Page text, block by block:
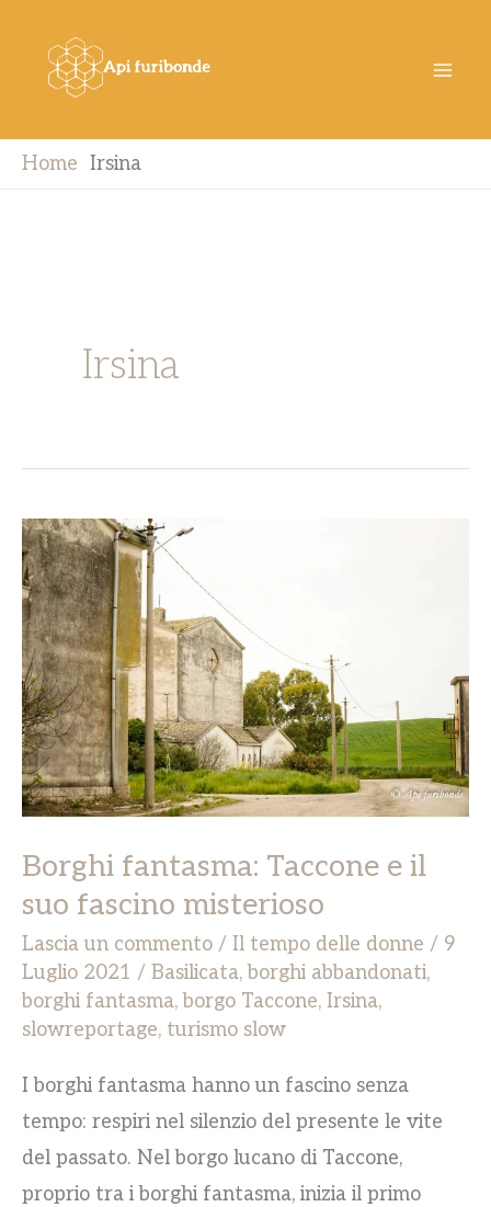
contenuto
Home Irsina
Irsina
Borghi fantasma: Taccone e il
suo fascino misterioso
Lascia un commento / Il tempo delle donne / 9
Luglio 2021 / Basilicata,borghi abbandonati,
borghi fantasma,borgo Taccone, Irsina,
slowreportage, turismo slow
I borghi fantasma hanno un fascino senza
tempo: respiri nel silenzio del presente le vite
del passato. Nel borgo lucano di Taccone,
proprio tra i borghi fantasma, inizia il primo
Borghi
fantasma:
Taccone
e
il
suo
fascino
misterioso